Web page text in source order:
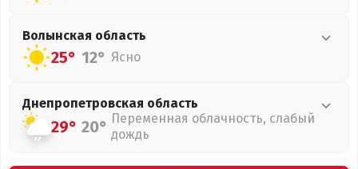
Волынская область
25° 12° Ясно
Днепропетровская область
29° 20° Переменная облачность, слабый
дождь